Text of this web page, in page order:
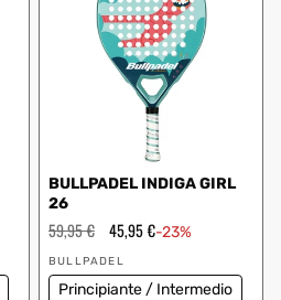
BULLPADEL INDIGA GIRL
26
Precio
habitual
59,95 € Precio
oferta
45,95 €-23%
Proveedor:
BULLPADEL
Principiante / Intermedio